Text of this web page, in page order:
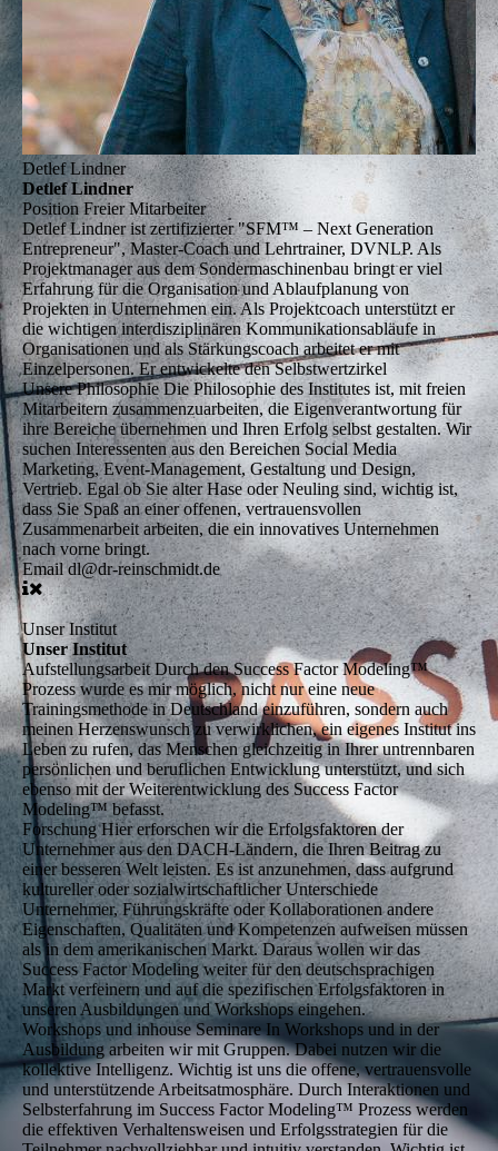
Detlef Lindner
Detlef Lindner
PositionFreier Mitarbeiter
Detlef Lindnerist zertifizierter "SFM™ – Next Generation
Entrepreneur", Master-Coach und Lehrtrainer, DVNLP. Als
Projektmanager aus dem Sondermaschinenbau bringt er viel
Erfahrung für die Organisation und Ablaufplanung von
Projekten in Unternehmen ein. Als Projektcoach unterstützt er
die wichtigen interdisziplinären Kommunikationsabläufe in
Organisationen und als Stärkungscoach arbeitet er mit
Einzelpersonen. Er entwickelte den Selbstwertzirkel
Unsere PhilosophieDie Philosophie des Institutes ist, mit freien
Mitarbeitern zusammenzuarbeiten, die Eigenverantwortung für
ihre Bereiche übernehmen und Ihren Erfolg selbst gestalten. Wir
suchen Interessenten aus den Bereichen Social Media
Marketing, Event-Management, Gestaltung und Design,
Vertrieb. Egal ob Sie alter Hase oder Neuling sind, wichtig ist,
dass Sie Spaß an einer offenen, vertrauensvollen
Zusammenarbeit arbeiten, die ein innovatives Unternehmen
nach vorne bringt.
Emaildl@dr-reinschmidt.de
Unser Institut
Unser Institut
AufstellungsarbeitDurch den Success Factor Modeling™
Prozess wurde es mir möglich, nicht nur eine neue
Trainingsmethode in Deutschland einzuführen, sondern auch
meinen Herzenswunsch zu verwirklichen, ein eigenes Institut ins
Leben zu rufen, das Menschen gleichzeitig in Ihrer untrennbaren
persönlichen und beruflichen Entwicklung unterstützt, und sich
ebenso mit der Weiterentwicklung des Success Factor
Modeling™ befasst.
ForschungHier erforschen wir die Erfolgsfaktoren der
Unternehmer aus den DACH-Ländern, die Ihren Beitrag zu
einer besseren Welt leisten. Es ist anzunehmen, dass aufgrund
kultureller oder sozialwirtschaftlicher Unterschiede
Unternehmer, Führungskräfte oder Kollaborationen andere
Eigenschaften, Qualitäten und Kompetenzen aufweisen müssen
als in dem amerikanischen Markt. Daraus wollen wir das
Success Factor Modeling weiter für den deutschsprachigen
Markt verfeinern und auf die spezifischen Erfolgsfaktoren in
unseren Ausbildungen und Workshops eingehen.
Workshops und inhouse Seminare In Workshops und in der
Ausbildung arbeiten wir mit Gruppen. Dabei nutzen wir die
kollektive Intelligenz. Wichtig ist uns die offene, vertrauensvolle
und unterstützende Arbeitsatmosphäre. Durch Interaktionen und
Selbsterfahrung im Success Factor Modeling™ Prozess werden
die effektiven Verhaltensweisen und Erfolgsstrategien für die